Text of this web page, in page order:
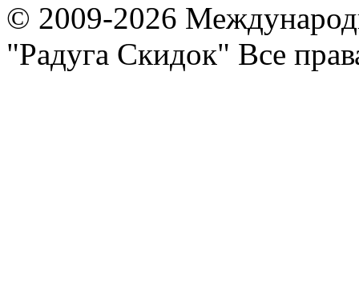
© 2009-2026
"Радуга Скидок" Все